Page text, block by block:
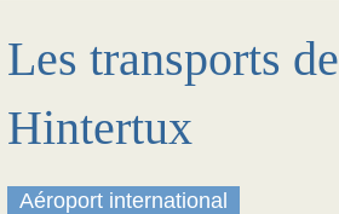
Les transports de
Hintertux
Aéroport international